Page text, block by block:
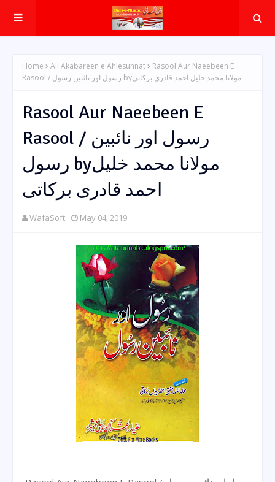
Home All Akabareen e Ahlesunnat
Rasool Aur Naeebeen E
Rasool / رسول اور نائبین رسول byمولانا محمد خلیل احمد قادری برکاتی
Rasool Aur Naeebeen E
Rasool / رسول اور نائبین
رسول byمولانا محمد خلیل
احمد قادری برکاتی
WafaSoft May 04, 2019